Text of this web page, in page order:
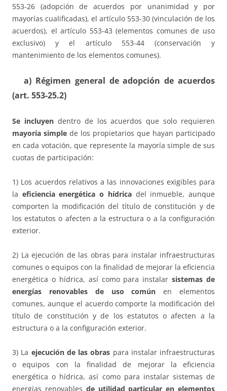
553-26 (adopción de acuerdos por unanimidad y por
mayorías cualificadas), el artículo 553-30 (vinculación de los
acuerdos), el artículo 553-43 (elementos comunes de uso
exclusivo) y el artículo 553-44 (conservación y
mantenimiento de los elementos comunes).
a) Régimen general de adopción de acuerdos
(art. 553-25.2)
Se incluyendentro de los acuerdos que solo requieren
mayoría simple de los propietarios que hayan participado
en cada votación, que represente la mayoría simple de sus
cuotas de participación:
1) Los acuerdos relativos a las innovaciones exigibles para
la eficiencia energética o hídricadel inmueble, aunque
comporten la modificación del título de constitución y de
los estatutos o afecten a la estructura o a la configuración
exterior.
2) La ejecución de las obras para instalar infraestructuras
comunes o equipos con la finalidad de mejorar la eficiencia
energética o hídrica, así como para instalarsistemas de
energías renovables de uso común en elementos
comunes, aunque el acuerdo comporte la modificación del
título de constitución y de los estatutos o afecten a la
estructura o a la configuración exterior.
3) La ejecución de las obras para instalar infraestructuras
o equipos con la finalidad de mejorar la eficiencia
energética o hídrica, así como para instalar sistemas de
energías renovables de utilidad particular en elementos